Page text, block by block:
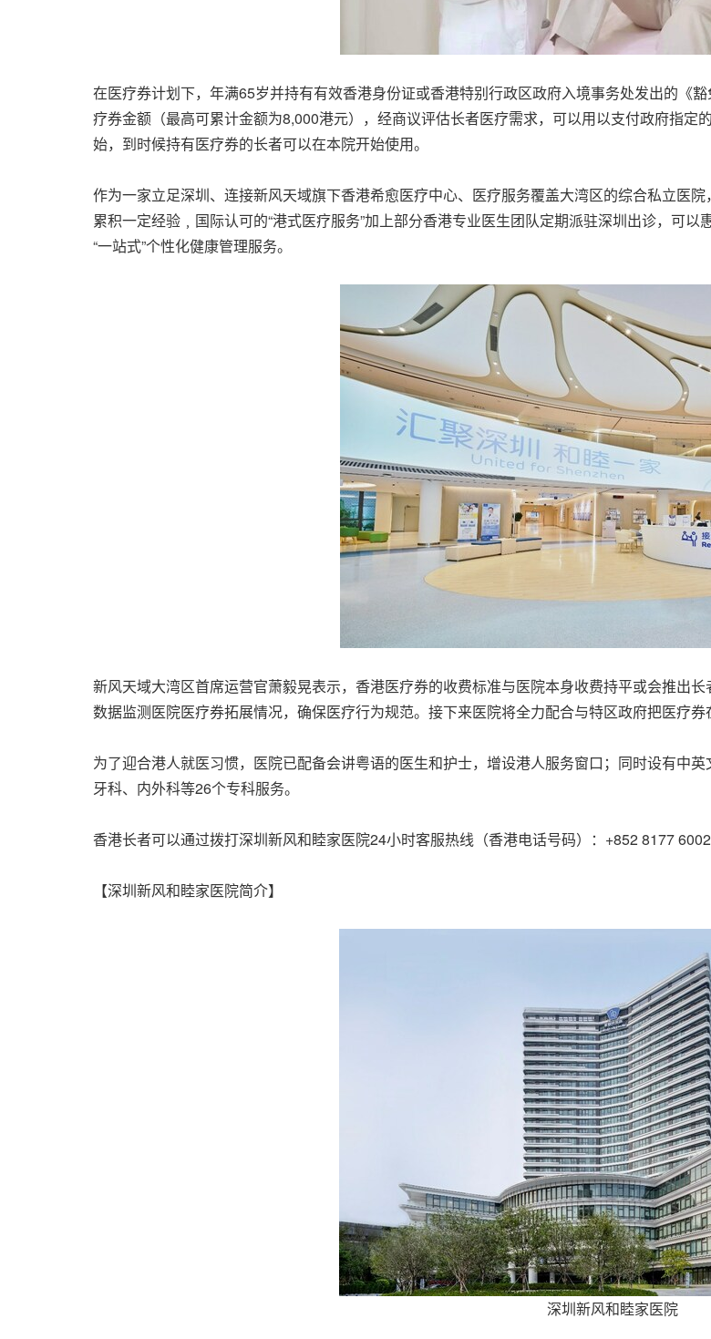
在医疗券计划下，年满65岁并持有有效香港身份证或香港特别行政区政府入境事务处发出的《
疗券金额（最高可累计金额为8,000港元），经商议评估长者医疗需求，可以用以支付政府指定
始，到时候持有医疗券的长者可以在本院开始使用。
作为一家立足深圳、连接新风天域旗下香港希愈医疗中心、医疗服务覆盖大湾区的综合私立医
累积一定经验﹐国际认可的“港式医疗服务”加上部分香港专业医生团队定期派驻深圳出诊，可
“一站式”个性化健康管理服务。
新风天域大湾区首席运营官萧毅晃表示，香港医疗券的收费标准与医院本身收费持平或会推出
数据监测医院医疗券拓展情况，确保医疗行为规范。接下来医院将全力配合与特区政府把医疗券
为了迎合港人就医习惯，医院已配备会讲粤语的医生和护士，增设港人服务窗口；同时设有中
牙科、内外科等26个专科服务。
香港长者可以通过拨打深圳新风和睦家医院24小时客服热线（香港电话号码）： +852 8177 6002
【深圳新风和睦家医院简介】
深圳新风和睦家医院